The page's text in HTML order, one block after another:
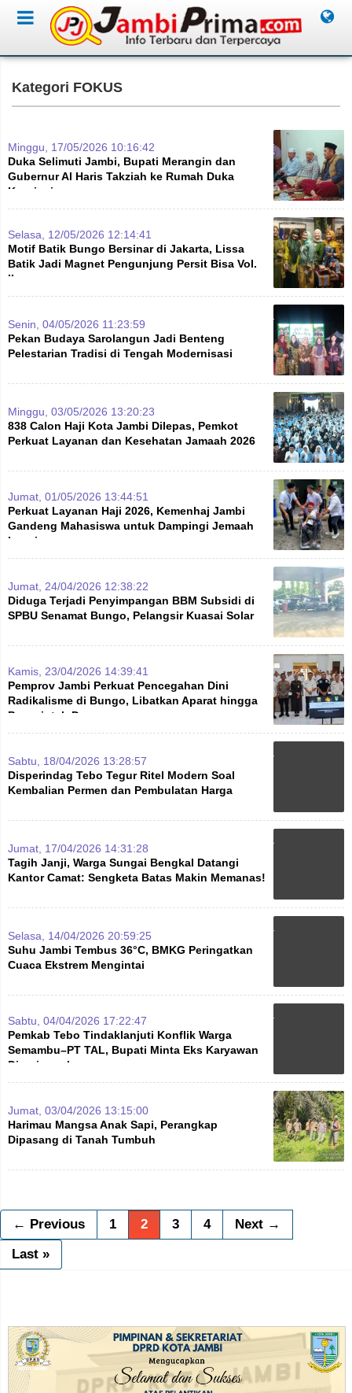
Kategori FOKUS
Minggu, 17/05/2026 10:16:42
Duka Selimuti Jambi, Bupati Merangin dan
Gubernur Al Haris Takziah ke Rumah Duka
Kopriani
Selasa, 12/05/2026 12:14:41
Motif Batik Bungo Bersinar di Jakarta, Lissa
Batik Jadi Magnet Pengunjung Persit Bisa Vol.
II
Senin, 04/05/2026 11:23:59
Pekan Budaya Sarolangun Jadi Benteng
Pelestarian Tradisi di Tengah Modernisasi
Minggu, 03/05/2026 13:20:23
838 Calon Haji Kota Jambi Dilepas, Pemkot
Perkuat Layanan dan Kesehatan Jamaah 2026
Jumat, 01/05/2026 13:44:51
Perkuat Layanan Haji 2026, Kemenhaj Jambi
Gandeng Mahasiswa untuk Dampingi Jemaah
Lansia
Jumat, 24/04/2026 12:38:22
Diduga Terjadi Penyimpangan BBM Subsidi di
SPBU Senamat Bungo, Pelangsir Kuasai Solar
Kamis, 23/04/2026 14:39:41
Pemprov Jambi Perkuat Pencegahan Dini
Radikalisme di Bungo, Libatkan Aparat hingga
Pemerintah Desa
Sabtu, 18/04/2026 13:28:57
Disperindag Tebo Tegur Ritel Modern Soal
Kembalian Permen dan Pembulatan Harga
Jumat, 17/04/2026 14:31:28
Tagih Janji, Warga Sungai Bengkal Datangi
Kantor Camat: Sengketa Batas Makin Memanas!
Selasa, 14/04/2026 20:59:25
Suhu Jambi Tembus 36°C, BMKG Peringatkan
Cuaca Ekstrem Mengintai
Sabtu, 04/04/2026 17:22:47
Pemkab Tebo Tindaklanjuti Konflik Warga
Semambu–PT TAL, Bupati Minta Eks Karyawan
Diperjuangkan
Jumat, 03/04/2026 13:15:00
Harimau Mangsa Anak Sapi, Perangkap
Dipasang di Tanah Tumbuh
← Previous 1 2 3 4
Next →
Last »